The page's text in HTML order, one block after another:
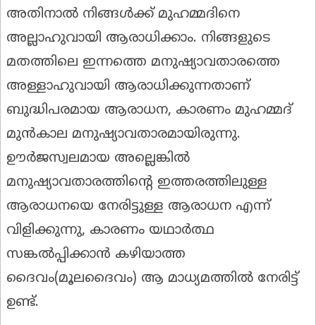
അതിനാൽ നിങ്ങൾക്ക് മുഹമ്മദിനെ
അല്ലാഹുവായി ആരാധിക്കാം. നിങ്ങളുടെ
മതത്തിലെ ഇന്നത്തെ മനുഷ്യാവതാരത്തെ
അള്ളാഹുവായി ആരാധിക്കുന്നതാണ്
ബുദ്ധിപരമായ ആരാധന, കാരണം മുഹമ്മദ്
മുൻകാല മനുഷ്യാവതാരമായിരുന്നു.
ഊർജസ്വലമായ അല്ലെങ്കിൽ
മനുഷ്യാവതാരത്തിന്റെ ഇത്തരത്തിലുള്ള
ആരാധനയെ നേരിട്ടുള്ള ആരാധന എന്ന്
വിളിക്കുന്നു, കാരണം യഥാർത്ഥ
സങ്കൽപ്പിക്കാൻ കഴിയാത്ത
ദൈവം(മൂലദൈവം) ആ മാധ്യമത്തിൽ നേരിട്ട്
ഉണ്ട്.